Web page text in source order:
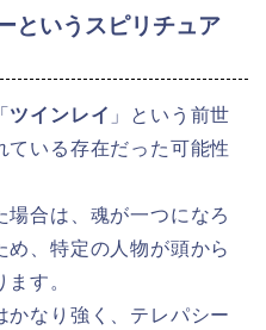
というスピリチュア
ツインレイ 」という前世
ている存在だった可能性
場合は、魂が一つになろ
め、特定の人物が頭から
す。
かなり強く、テレパシー